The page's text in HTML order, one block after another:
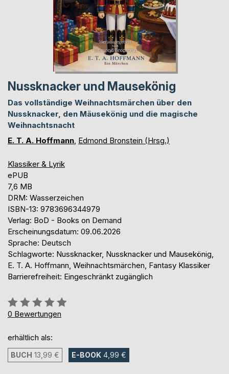
Nussknacker und Mausekönig
Das vollständige Weihnachtsmärchen über den
Nussknacker, den Mäusekönig und die magische
Weihnachtsnacht
E. T. A. Hoffmann Edmond Bronstein (Hrsg.)
Klassiker & Lyrik
ePUB
7,6 MB
DRM: Wasserzeichen
ISBN-13: 9783696344979
Verlag: BoD - Books on Demand
Erscheinungsdatum: 09.06.2026
Sprache: Deutsch
Schlagworte: Nussknacker, Nussknacker und Mausekönig,
E. T. A. Hoffmann, Weihnachtsmärchen, Fantasy Klassiker
Barrierefreiheit: Eingeschränkt zugänglich
Bewertung::
0%
0 Bewertungen
erhältlich als:
BUCH 13,99 € E-BOOK 4,99 €